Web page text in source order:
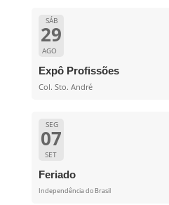
SÁB
29
AGO
Expô Profissões
Col. Sto. André
SEG
07
SET
Feriado
Independência do Brasil